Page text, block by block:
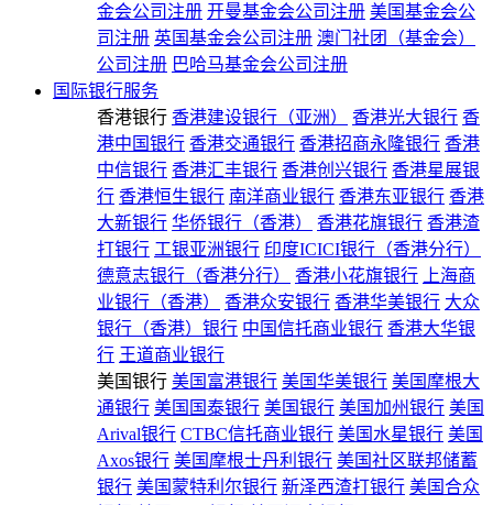
金会公司注册 开曼基金会公司注册 美国基金会公
司注册 英国基金会公司注册 澳门社团（基金会）
公司注册 巴哈马基金会公司注册
国际银行服务
香港银行 香港建设银行（亚洲） 香港光大银行 香
港中国银行 香港交通银行 香港招商永隆银行 香港
中信银行 香港汇丰银行 香港创兴银行 香港星展银
行 香港恒生银行 南洋商业银行 香港东亚银行 香港
大新银行 华侨银行（香港） 香港花旗银行 香港渣
打银行 工银亚洲银行 印度ICICI银行（香港分行）
德意志银行（香港分行）
香港小花旗银行
上海商
业银行（香港）
香港众安银行 香港华美银行 大众
银行（香港）银行 中国信托商业银行 香港大华银
行 王道商业银行
美国银行 美国富港银行 美国华美银行 美国摩根大
通银行 美国国泰银行 美国银行 美国加州银行 美国
Arival银行 CTBC信托商业银行 美国水星银行 美国
Axos银行 美国摩根士丹利银行 美国社区联邦储蓄
银行 美国蒙特利尔银行 新泽西渣打银行 美国合众